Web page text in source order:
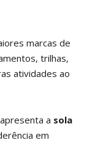
marcas de
trilhas,
atividades ao
apresenta a sola
em